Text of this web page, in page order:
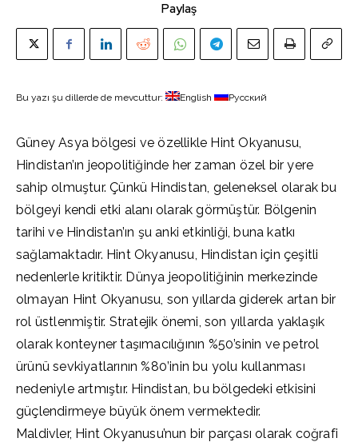
Paylaş
Bu yazı şu dillerde de mevcuttur: English Русский
Güney Asya bölgesi ve özellikle Hint Okyanusu,
Hindistan’ın jeopolitiğinde her zaman özel bir yere
sahip olmuştur. Çünkü Hindistan, geleneksel olarak bu
bölgeyi kendi etki alanı olarak görmüştür. Bölgenin
tarihi ve Hindistan’ın şu anki etkinliği, buna katkı
sağlamaktadır. Hint Okyanusu, Hindistan için çeşitli
nedenlerle kritiktir. Dünya jeopolitiğinin merkezinde
olmayan Hint Okyanusu, son yıllarda giderek artan bir
rol üstlenmiştir. Stratejik önemi, son yıllarda yaklaşık
olarak konteyner taşımacılığının %50’sinin ve petrol
ürünü sevkiyatlarının %80’inin bu yolu kullanması
nedeniyle artmıştır. Hindistan, bu bölgedeki etkisini
güçlendirmeye büyük önem vermektedir.
Maldivler, Hint Okyanusu’nun bir parçası olarak coğrafi